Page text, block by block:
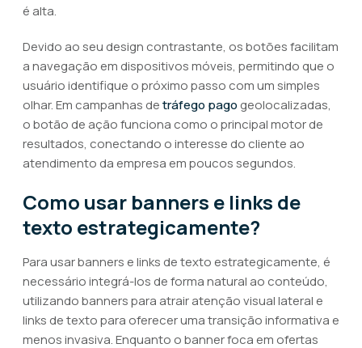
é alta.
Devido ao seu design contrastante, os botões facilitam
a navegação em dispositivos móveis, permitindo que o
usuário identifique o próximo passo com um simples
olhar. Em campanhas detráfego pago geolocalizadas,
o botão de ação funciona como o principal motor de
resultados, conectando o interesse do cliente ao
atendimento da empresa em poucos segundos.
Como usar banners e links de
texto estrategicamente?
Para usar banners e links de texto estrategicamente, é
necessário integrá-los de forma natural ao conteúdo,
utilizando banners para atrair atenção visual lateral e
links de texto para oferecer uma transição informativa e
menos invasiva. Enquanto o banner foca em ofertas